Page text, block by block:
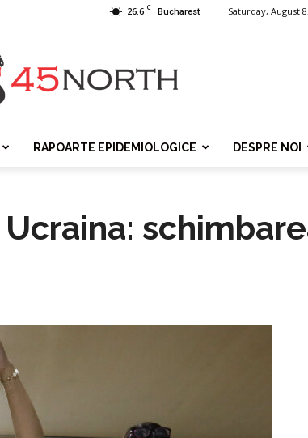
26.6 C Bucharest Saturday, August
RAPOARTE EPIDEMIOLOGICE DESPRE NOI